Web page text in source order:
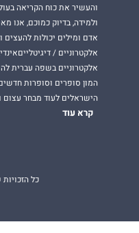
והעשיר את כוח הקריאה
ולמידה, בדיוק כמוכם, אנו
אדם ומילים יכולות
אלקטרוניים /
אלקטרוניים בשפה עברית
המון סופרים וסופרות
הישראלים לעוד מבחר
קרא עוד
כל הזכויות